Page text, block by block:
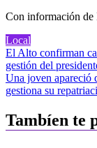
Con información
Local
Navegación
de
entradas
El Alto confirman
gestión del
Una joven apareció
gestiona su
Tambíen te